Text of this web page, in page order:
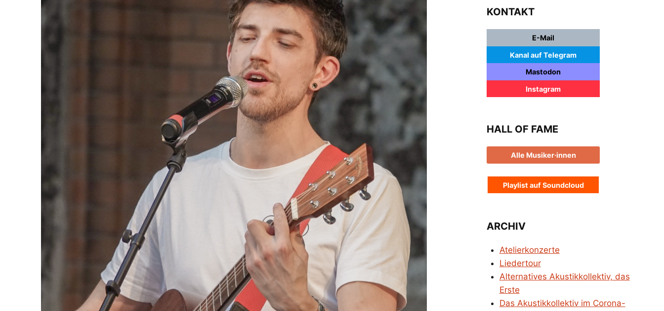
KONTAKT
E-Mail
Kanal auf Telegram
Mastodon
Instagram
HALL OF FAME
Alle Musiker·innen
Playlist auf Soundcloud
ARCHIV
Atelierkonzerte
Liedertour
Alternatives Akustikkollektiv, das
Erste
Das Akustikkollektiv im Corona-